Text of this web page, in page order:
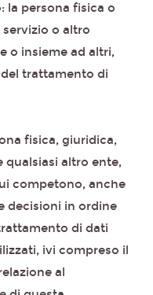
la persona fisica o
o altro
o insieme ad altri,
trattamento di
fisica, giuridica,
qualsiasi altro ente,
competono, anche
decisioni in ordine
di dati
ivi compreso il
al